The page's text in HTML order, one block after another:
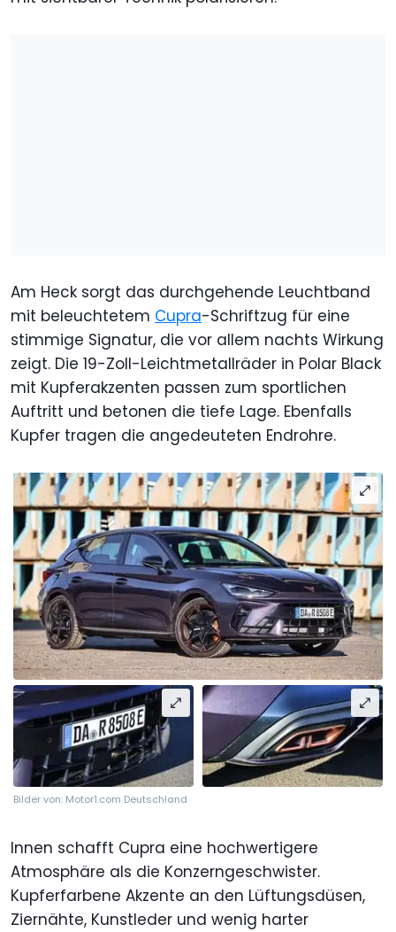
Am Heck sorgt das durchgehende Leuchtband
mit beleuchtetem Cupra-Schriftzug für eine
stimmige Signatur, die vor allem nachts Wirkung
zeigt. Die 19-Zoll-Leichtmetallräder in Polar Black
mit Kupferakzenten passen zum sportlichen
Auftritt und betonen die tiefe Lage. Ebenfalls
Kupfer tragen die angedeuteten Endrohre.
Bilder von: Motor1.com Deutschland
Innen schafft Cupra eine hochwertigere
Atmosphäre als die Konzerngeschwister.
Kupferfarbene Akzente an den Lüftungsdüsen,
Ziernähte, Kunstleder und wenig harter